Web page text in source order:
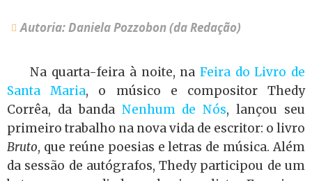
Autoria: Daniela Pozzobon (da Redação)
Na quarta-feira à noite, na Feira do Livro de
Santa Maria, o músico e compositor Thedy
Corrêa, da banda Nenhum de Nós, lançou seu
primeiro trabalho na nova vida de escritor: o livro
Bruto, que reúne poesias e letras de música. Além
da sessão de autógrafos, Thedy participou de um